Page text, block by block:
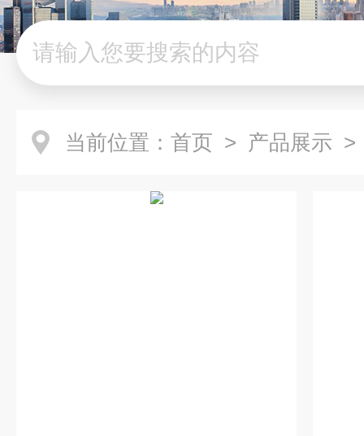
当前位置： 首页 > 产品展示